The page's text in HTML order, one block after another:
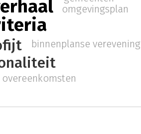
binnenplanse verevening
omgevingsplan